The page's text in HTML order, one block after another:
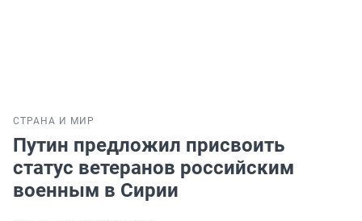
СТРАНА И МИР
Путин предложил присвоить
статус ветеранов российским
военным в Сирии